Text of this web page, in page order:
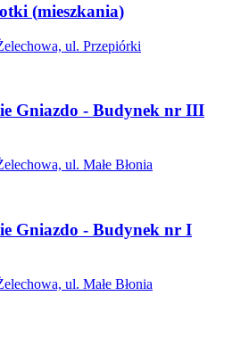
(mieszkania)
ul. Przepiórki
Gniazdo - Budynek nr III
ul. Małe Błonia
Gniazdo - Budynek nr I
ul. Małe Błonia